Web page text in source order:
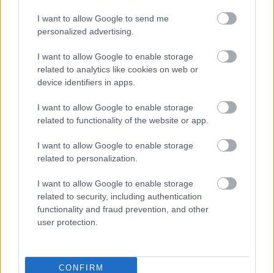
I want to allow Google to send me
personalized advertising.
I want to allow Google to enable storage
related to analytics like cookies on web or
device identifiers in apps.
I want to allow Google to enable storage
related to functionality of the website or app.
I want to allow Google to enable storage
related to personalization.
I want to allow Google to enable storage
related to security, including authentication
functionality and fraud prevention, and other
user protection.
CONFIRM
στην Ιταλία Β’
06/08/2026
Η FIVB σχεδιάζει να διοργανώσει το Παγκόσμιο
Πρωτάθλημα τον Δεκέμβριο – Αντιδρούν οι σύλλογοι
06/08/2026
Έτοιμη για… υψηλές πτήσεις η Μπενφίκα του Ψάρρα
Ισόπαλο το πρωτο φιλικό τεστ της Εθνικής στο
Ουρμπίνο
Πανεπιστημίου Πατρών